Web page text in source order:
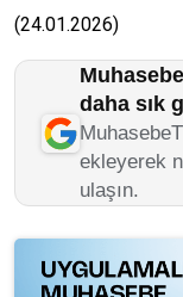
(24.01.2026)
daha sık
ekleyerek
ulaşın.